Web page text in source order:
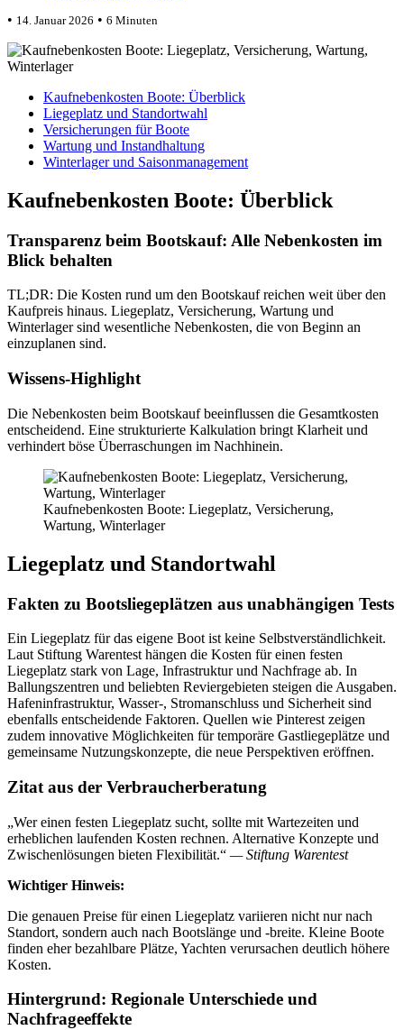
• 14. Januar 2026 • 6 Minuten
Kaufnebenkosten Boote: Überblick
Liegeplatz und Standortwahl
Versicherungen für Boote
Wartung und Instandhaltung
Winterlager und Saisonmanagement
Kaufnebenkosten Boote: Überblick
Transparenz beim Bootskauf: Alle Nebenkosten im
Blick behalten
TL;DR: Die Kosten rund um den Bootskauf reichen weit über den
Kaufpreis hinaus. Liegeplatz, Versicherung, Wartung und
Winterlager sind wesentliche Nebenkosten, die von Beginn an
einzuplanen sind.
Wissens-Highlight
Die Nebenkosten beim Bootskauf beeinflussen die Gesamtkosten
entscheidend. Eine strukturierte Kalkulation bringt Klarheit und
verhindert böse Überraschungen im Nachhinein.
Kaufnebenkosten Boote: Liegeplatz, Versicherung,
Wartung, Winterlager
Liegeplatz und Standortwahl
Fakten zu Bootsliegeplätzen aus unabhängigen Tests
Ein Liegeplatz für das eigene Boot ist keine Selbstverständlichkeit.
Laut Stiftung Warentest hängen die Kosten für einen festen
Liegeplatz stark von Lage, Infrastruktur und Nachfrage ab. In
Ballungszentren und beliebten Reviergebieten steigen die Ausgaben.
Hafeninfrastruktur, Wasser-, Stromanschluss und Sicherheit sind
ebenfalls entscheidende Faktoren. Quellen wie Pinterest zeigen
zudem innovative Möglichkeiten für temporäre Gastliegeplätze und
gemeinsame Nutzungskonzepte, die neue Perspektiven eröffnen.
Zitat aus der Verbraucherberatung
„Wer einen festen Liegeplatz sucht, sollte mit Wartezeiten und
erheblichen laufenden Kosten rechnen. Alternative Konzepte und
Zwischenlösungen bieten Flexibilität.“ — Stiftung Warentest
Wichtiger Hinweis:
Die genauen Preise für einen Liegeplatz variieren nicht nur nach
Standort, sondern auch nach Bootslänge und -breite. Kleine Boote
finden eher bezahlbare Plätze, Yachten verursachen deutlich höhere
Kosten.
Hintergrund: Regionale Unterschiede und
Nachfrageeffekte